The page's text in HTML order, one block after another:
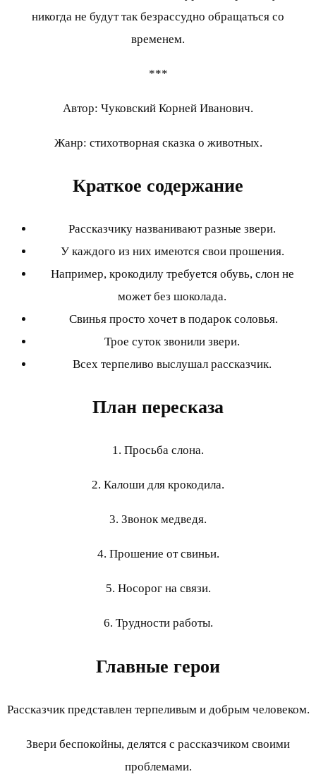
никогда не будут так безрассудно обращаться со
временем.
***
Автор: Чуковский Корней Иванович.
Жанр: стихотворная сказка о животных.
Краткое содержание
Рассказчику названивают разные звери.
У каждого из них имеются свои прошения.
Например, крокодилу требуется обувь, слон не
может без шоколада.
Свинья просто хочет в подарок соловья.
Трое суток звонили звери.
Всех терпеливо выслушал рассказчик.
План пересказа
1. Просьба слона.
2. Калоши для крокодила.
3. Звонок медведя.
4. Прошение от свиньи.
5. Носорог на связи.
6. Трудности работы.
Главные герои
Рассказчик представлен терпеливым и добрым человеком.
Звери беспокойны, делятся с рассказчиком своими
проблемами.